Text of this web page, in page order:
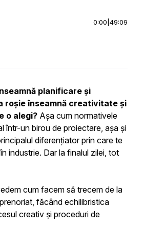
0:00 49:09
planificare și
roșie înseamnă creativitate și
o alegi? Așa cum normativele
într-un birou de proiectare, așa și
diferențiator prin care te
industrie. Dar la finalul zilei, tot
cum facem să trecem de la
făcând echilibristica
creativ și proceduri de